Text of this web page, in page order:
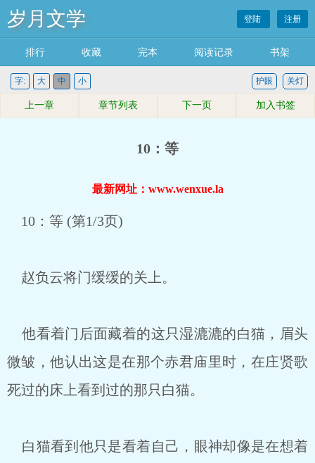
岁月文学 登陆 注册
排行 收藏 完本 阅读记录 书架
字: 大 中 小 关灯
护眼
上一章 章节列表 下一页 加入书签
10：等
最新网址：www.wenxue.la
10：等 (第1/3页)
赵负云将门缓缓的关上。
他看着门后面藏着的这只湿漉漉的白猫，眉头
微皱，他认出这是在那个赤君庙里时，在庄贤歌
死过的床上看到过的那只白猫。
白猫看到他只是看着自己，眼神却像是在想着